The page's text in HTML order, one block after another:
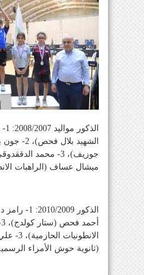
الشهيد
ميشال عساف (الراهبات
(ثانوية حوش الأمراء